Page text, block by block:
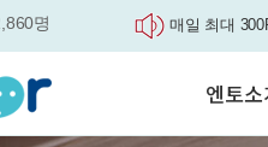
명
매일 최대
실력을 동시에 잡
엔토소